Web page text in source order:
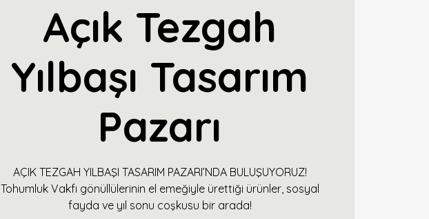
Açık Tezgah
Yılbaşı Tasarım
Pazarı
AÇIK TEZGAH YILBAŞI TASARIM PAZARI’NDA BULUŞUYORUZ!
Tohumluk Vakfı gönüllülerinin el emeğiyle ürettiği ürünler, sosyal
fayda ve yıl sonu coşkusu bir arada!